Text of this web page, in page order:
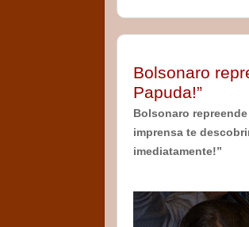
Bolsonaro
Papuda!”
Bolsonaro
imprensa te
imediatamente!”